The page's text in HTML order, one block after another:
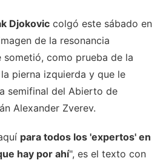
Djokovic colgó este sábado en
de la resonancia
sometió, como prueba de la
pierna izquierda y que le
semifinal del Abierto de
Alexander Zverev.
para todos los 'expertos' en
hay por ahí", es el texto con